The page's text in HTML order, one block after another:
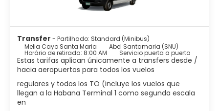
Transfer - Partilhado: Standard (Minibus)
Melia Cayo Santa Maria
Abel Santamaria (SNU)
Horário de retirada: 8:00 AM Servicio puerta a puerta
Estas tarifas aplican únicamente a transfers desde /
hacia aeropuertos para todos los vuelos
regulares y todos los TO (incluye los vuelos que
llegan a la Habana Terminal 1 como segunda escala
en